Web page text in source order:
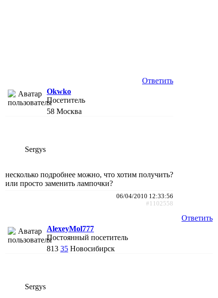
Ответить
Okwko
Посетитель
58 Москва
Sergys
несколько подробнее можно, что хотим получить?
или просто заменить лампочки?
06/04/2010 12:33:56
#1102558
Ответить
AlexeyMol777
Постоянный посетитель
813 35 Новосибирск
Sergys